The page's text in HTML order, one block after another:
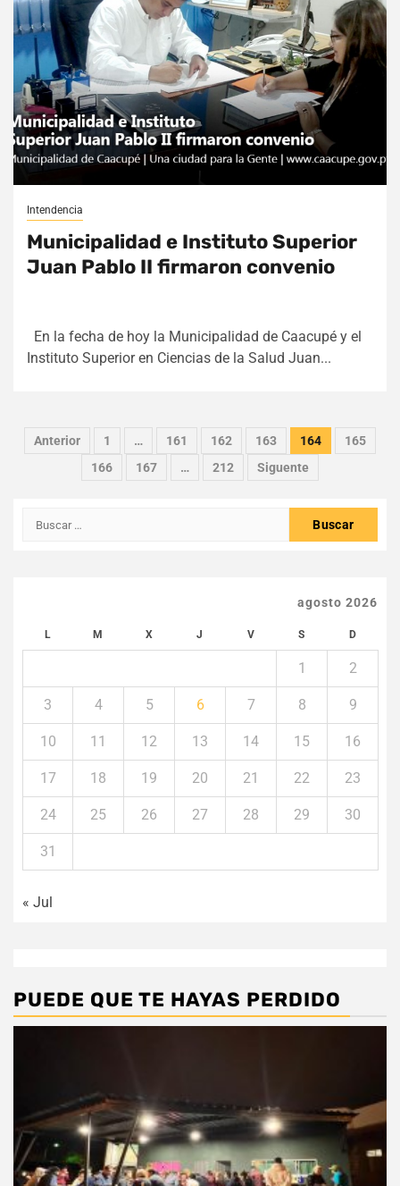
Intendencia
Municipalidad e Instituto Superior
Juan Pablo II firmaron convenio
En la fecha de hoy la Municipalidad de Caacupé y el
Instituto Superior en Ciencias de la Salud Juan...
Paginación
Anterior 1 … 161 162 163 164
165
166
167 … 212 Siguente
Buscar:
agosto 2026
L M X J V S D
1 2
3 4 5 6 7 8 9
10 11 12 13 14 15 16
17 18 19 20 21 22 23
24 25 26 27 28 29 30
31
« Jul
PUEDE QUE TE HAYAS PERDIDO